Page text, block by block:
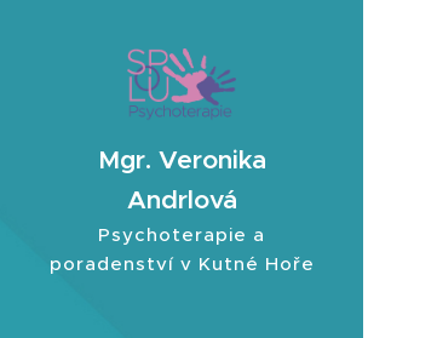
Mgr. Veronika
Andrlová
Psychoterapie a
poradenství v Kutné Hoře